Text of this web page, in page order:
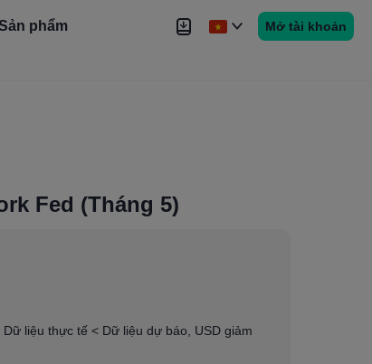
phẩm Mở tài khoản
Fed (Tháng 5)
liệu thực tế < Dữ liệu dự báo, USD giảm